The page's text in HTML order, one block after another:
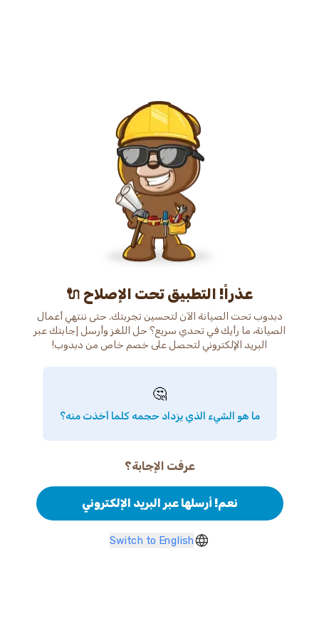
عذراً! التطبيق تحت الإصلاح 🔌
دبدوب تحت الصيانة الآن لتحسين تجربتك. حتى ننتهي أعمال
الصيانة، ما رأيك في تحدي سريع؟ حل اللغز وأرسل إجابتك عبر
البريد الإلكتروني لتحصل على خصم خاص من دبدوب!
🤔
ما هو الشيء الذي يزداد حجمه كلما أخذت منه؟
عرفت الإجابة؟
نعم! أرسلها عبر البريد الإلكتروني
Switch to English